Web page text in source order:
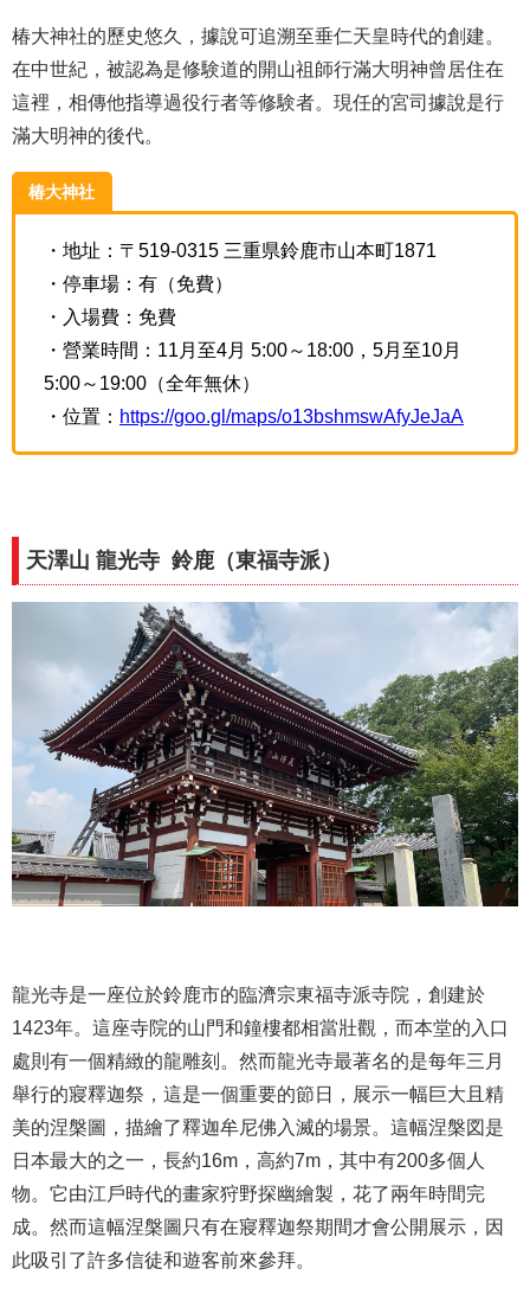
椿大神社的歷史悠久，據說可追溯至垂仁天皇時代的創建。
在中世紀，被認為是修験道的開山祖師行滿大明神曾居住在
這裡，相傳他指導過役行者等修験者。現任的宮司據說是行
滿大明神的後代。
椿大神社
・地址：〒519-0315 三重県鈴鹿市山本町1871
・停車場：有（免費）
・入場費：免費
・營業時間：11月至4月 5:00～18:00，5月至10月
5:00～19:00（全年無休）
・位置： https://goo.gl/maps/o13bshmswAfyJeJaA
天澤山 龍光寺 鈴鹿（東福寺派）
龍光寺是一座位於鈴鹿市的臨濟宗東福寺派寺院，創建於
1423年。這座寺院的山門和鐘樓都相當壯觀，而本堂的入口
處則有一個精緻的龍雕刻。然而龍光寺最著名的是每年三月
舉行的寢釋迦祭，這是一個重要的節日，展示一幅巨大且精
美的涅槃圖，描繪了釋迦牟尼佛入滅的場景。這幅涅槃図是
日本最大的之一，長約16m，高約7m，其中有200多個人
物。它由江戶時代的畫家狩野探幽繪製，花了兩年時間完
成。然而這幅涅槃圖只有在寢釋迦祭期間才會公開展示，因
此吸引了許多信徒和遊客前來參拜。